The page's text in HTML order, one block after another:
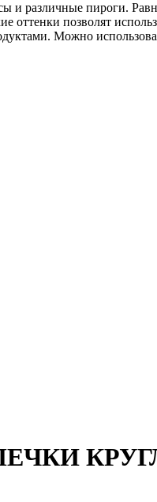
различные пироги.
позволят
Можно